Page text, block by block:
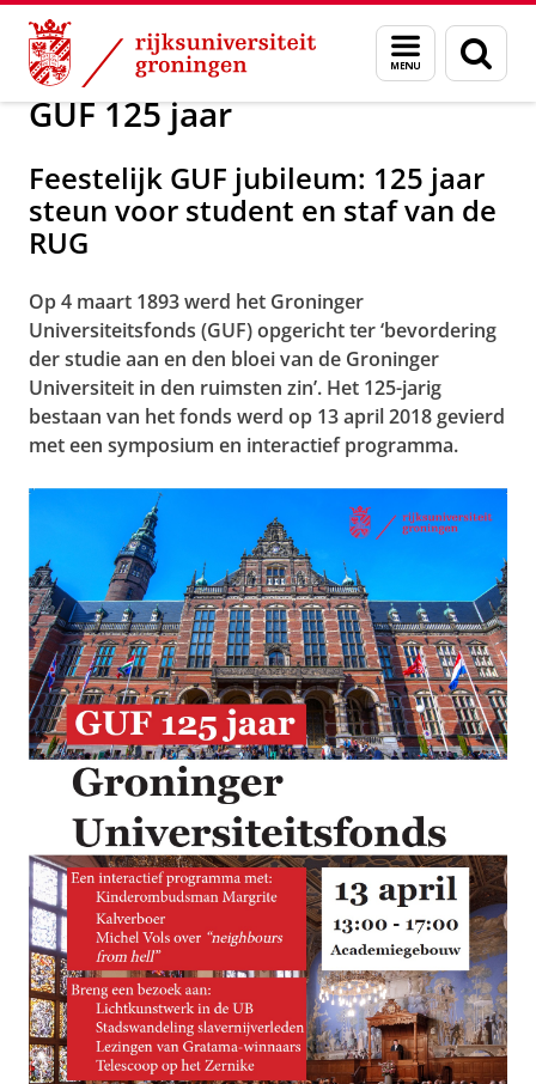
Skip
Content
Skip
Navigation
Menu
en
zoeken
Alumni Jubilea
GUF 125 jaar
Feestelijk GUF jubileum: 125 jaar
steun voor student en staf van de
RUG
Op 4 maart 1893 werd het Groninger
Universiteitsfonds (GUF) opgericht ter ‘bevordering
der studie aan en den bloei van de Groninger
Universiteit in den ruimsten zin’. Het 125-jarig
bestaan van het fonds werd op 13 april 2018 gevierd
met een symposium en interactief programma.